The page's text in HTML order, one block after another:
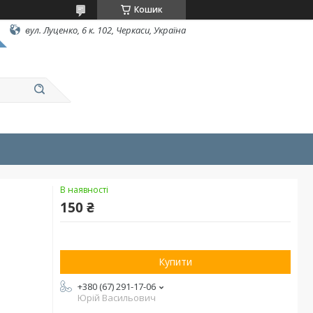
Кошик
вул. Луценко, 6 к. 102, Черкаси, Україна
В наявності
150 ₴
Купити
+380 (67) 291-17-06
Юрій Васильович